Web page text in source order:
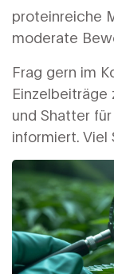
proteinreiche
moderate
Frag gern im
Einzelbeiträge
und Shatter
informiert. Viel